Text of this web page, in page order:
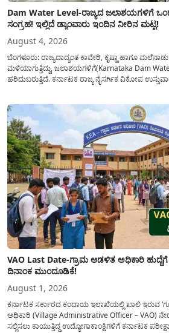
Dam Water Level-ರಾಜ್ಯದ ಜಲಾಶಯಗಳಿಗೆ
ಸಂಗ್ರಹ! ಇಲ್ಲಿದೆ ಡ್ಯಾಂವಾರು ಇಂದಿನ ನೀರಿನ ಮಟ್ಟ!
August 4, 2026
ಬೆಂಗಳೂರು: ರಾಜ್ಯದಾದ್ಯಂತ ಕಾವೇರಿ, ಕೃಷ್ಣಾ ಹಾಗೂ
ಮಳೆಯಾಗುತ್ತಿದ್ದು, ಜಲಾಶಯಗಳಿಗೆ(Karnataka Dam
ಹರಿದುಬರುತ್ತಿದೆ. ಕರ್ನಾಟಕ ರಾಜ್ಯ ನೈಸರ್ಗಿಕ ವಿಕೋಪ
VAO Last Date-ಗ್ರಾಮ ಆಡಳಿತ ಅಧಿಕಾರಿ
ದಿನಾಂಕ ಮುಂದೂಡಿಕೆ!
August 1, 2026
ಕರ್ನಾಟಕ ಸರ್ಕಾರದ ಕಂದಾಯ ಇಲಾಖೆಯಲ್ಲಿ ಖಾಲಿ ಇರುವ
ಅಧಿಕಾರಿ (Village Administrative Officer – VAO)
ಸಲ್ಲಿಸಲು ಕಾಯುತ್ತಿದ್ದ ಉದ್ಯೋಗಾಕಾಂಕ್ಷಿಗಳಿಗೆ ಕರ್ನಾಟಕ